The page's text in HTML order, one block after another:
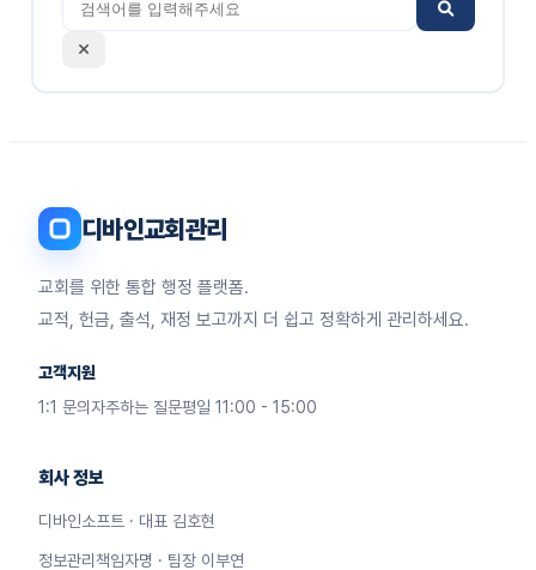
디바인교회관리
교회를 위한 통합 행정 플랫폼.
교적, 헌금, 출석, 재정 보고까지 더 쉽고 정확하게 관리하세요.
고객지원
1:1 문의 자주하는 질문평일 11:00 - 15:00
회사 정보
디바인소프트 · 대표 김호현
정보관리책임자명 · 팀장 이부연